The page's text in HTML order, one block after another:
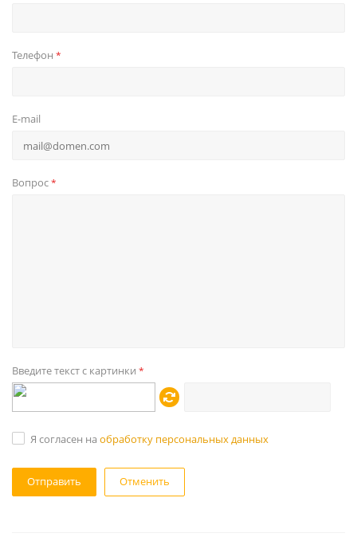
Телефон *
E-mail
Вопрос*
Введите текст с картинки *
Я согласен на обработку персональных данных
Отменить